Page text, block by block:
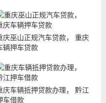
庆巫山正规汽车贷款， 重庆
辆押车贷款
庆车辆抵押贷款办理， 黔江
车借款